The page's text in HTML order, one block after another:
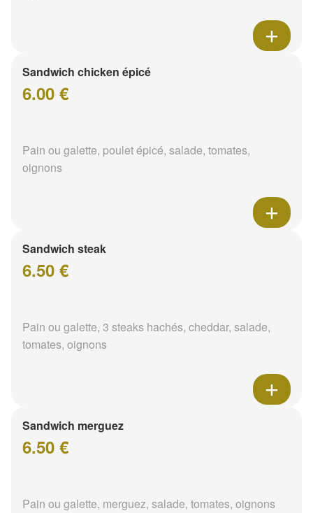
Sandwich chicken épicé
6.00 €
Pain ou galette, poulet épicé, salade, tomates,
oignons
Sandwich steak
6.50 €
Pain ou galette, 3 steaks hachés, cheddar, salade,
tomates, oignons
Sandwich merguez
6.50 €
Pain ou galette, merguez, salade, tomates, oignons